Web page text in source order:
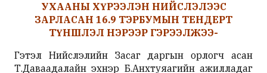
УХААНЫ ХҮРЭЭЛЭН НИЙСЛЭЛЭЭС
ЗАРЛАСАН 16.9 ТЭРБУМЫН ТЕНДЕРТ
ТҮНШЛЭЛ НЭРЭЭР ГЭРЭЭЛЖЭЭ-
Гэтэл Нийслэлийн Засаг даргын орлогч асан
Т.Даваадалайн эхнэр Б.Анхтуяагийн ажилладаг